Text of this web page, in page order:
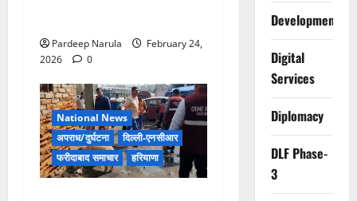
Pardeep Narula
February 24,
2026
0
National News
अपराध/दुर्घटना
दिल्ली-एनसीआर
फरीदाबाद समाचार
हरियाणा
Development
Digital
Services
Diplomacy
DLF Phase-
3